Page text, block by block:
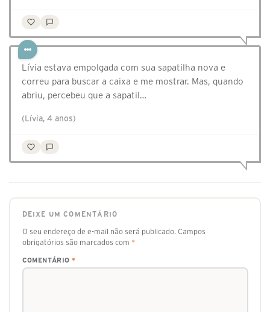
Lívia estava empolgada com sua sapatilha nova e
correu para buscar a caixa e me mostrar. Mas, quando
abriu, percebeu que a sapatil…
(Lívia, 4 anos)
DEIXE UM COMENTÁRIO
O seu endereço de e-mail não será publicado. Campos
obrigatórios são marcados com *
COMENTÁRIO *